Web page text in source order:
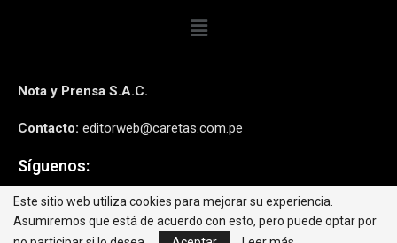
Nota y Prensa S.A.C.
Contacto: editorweb@caretas.com.pe
Síguenos:
Este sitio web utiliza cookies para mejorar su experiencia.
Asumiremos que está de acuerdo con esto, pero puede optar por